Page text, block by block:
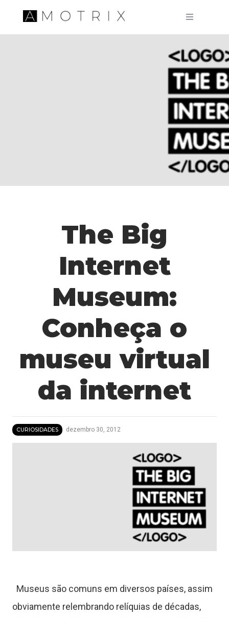
Pular para o conteúdo principal
The Big
Internet
Museum:
Conheça o
museu virtual
da internet
CURIOSIDADES dezembro 30, 2012
Museus são comuns em diversos países, assim
obviamente relembrando relíquias de décadas,